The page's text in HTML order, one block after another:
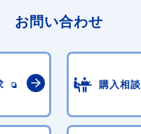
お問い合わせ
購入相談